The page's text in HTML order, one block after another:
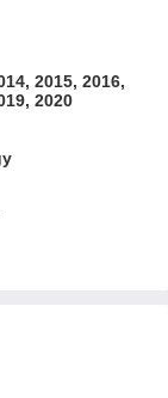
2015, 2016,
2020